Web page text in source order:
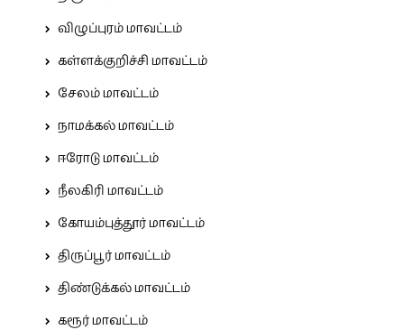
விழுப்புரம் மாவட்டம்
கள்ளக்குறிச்சி மாவட்டம்
சேலம் மாவட்டம்
நாமக்கல் மாவட்டம்
ஈரோடு மாவட்டம்
நீலகிரி மாவட்டம்
கோயம்புத்தூர் மாவட்டம்
திருப்பூர் மாவட்டம்
திண்டுக்கல் மாவட்டம்
கரூர் மாவட்டம்